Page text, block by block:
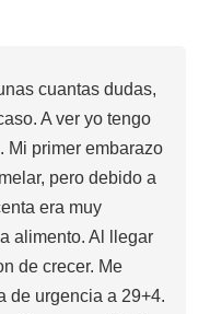
cuantas dudas,
A ver yo tengo
Mi primer embarazo
pero debido a
era muy
alimento. Al llegar
de crecer. Me
de urgencia a 29+4.